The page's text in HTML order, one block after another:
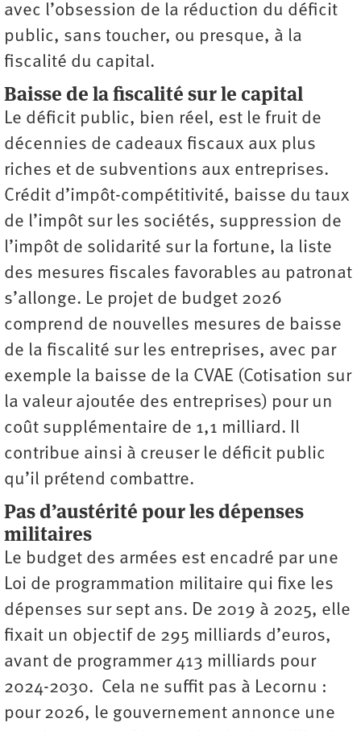
avec l’obsession de la réduction du déficit
public, sans toucher, ou presque, à la
fiscalité du capital.
Baisse de la fiscalité sur le capital
Le déficit public, bien réel, est le fruit de
décennies de cadeaux fiscaux aux plus
riches et de subventions aux entreprises.
Crédit d’impôt-compétitivité, baisse du taux
de l’impôt sur les sociétés, suppression de
l’impôt de solidarité sur la fortune, la liste
des mesures fiscales favorables au patronat
s’allonge. Le projet de budget 2026
comprend de nouvelles mesures de baisse
de la fiscalité sur les entreprises, avec par
exemple la baisse de la CVAE (Cotisation sur
la valeur ajoutée des entreprises) pour un
coût supplémentaire de 1,1 milliard. Il
contribue ainsi à creuser le déficit public
qu’il prétend combattre.
Pas d’austérité pour les dépenses
militaires
Le budget des armées est encadré par une
Loi de programmation militaire qui fixe les
dépenses sur sept ans. De 2019 à 2025, elle
fixait un objectif de 295 milliards d’euros,
avant de programmer 413 milliards pour
2024-2030. Cela ne suffit pas à Lecornu :
pour 2026, le gouvernement annonce une